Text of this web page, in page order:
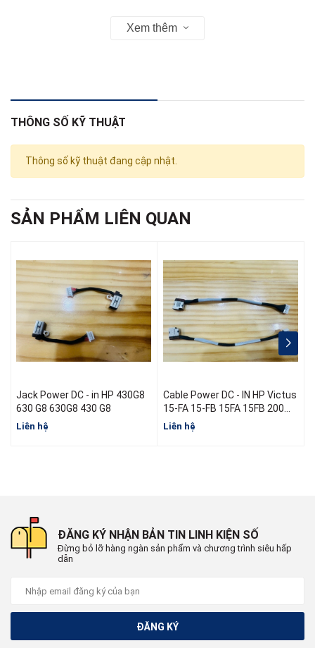
Zalo: 0933.823.693 KD
Xem thêm
THÔNG SỐ KỸ THUẬT
Thông số kỹ thuật đang cập nhật.
SẢN PHẨM LIÊN QUAN
Jack Power DC - in HP 430G8
630 G8 630G8 430 G8
Liên hệ
Cable Power DC - IN HP Victus
15-FA 15-FB 15FA 15FB 200W
N13314-001 L52B16-S46
N13470-S60 N13470-Y60
Liên hệ
ĐĂNG KÝ NHẬN BẢN TIN LINH KIỆN SỐ
Đừng bỏ lỡ hàng ngàn sản phẩm và chương trình siêu hấp
dẫn
ĐĂNG KÝ